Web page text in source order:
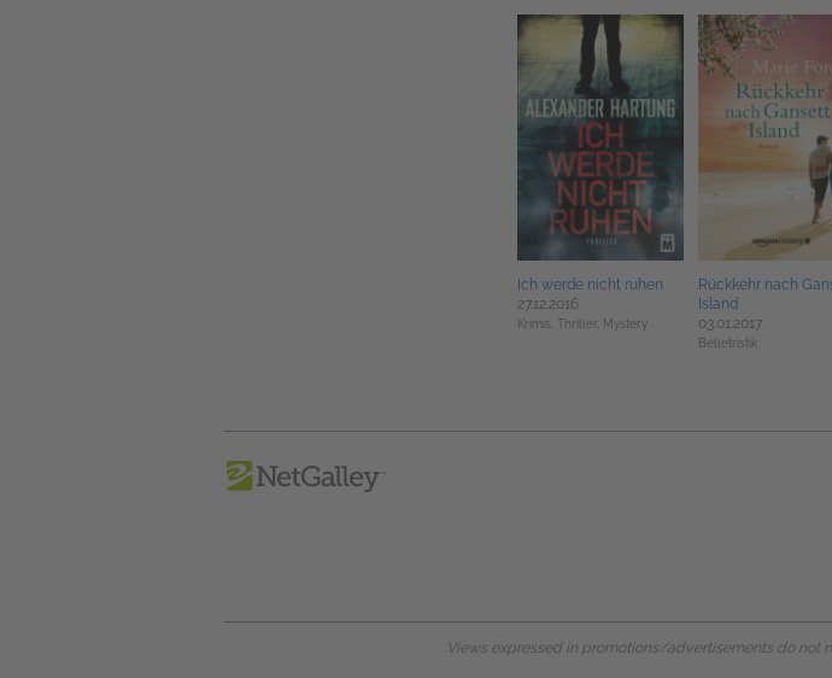
Ich werde nicht ruhen
27.12.2016
Krimis, Thriller, Mystery
Rückkehr nach
Island
03.01.2017
Belletristik
Views expressed in promotions/advertisements do not